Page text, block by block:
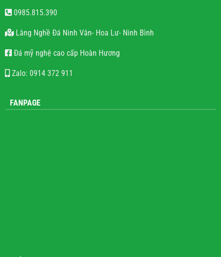
0985.815.390
Làng Nghề Đá Ninh Vân- Hoa Lư- Ninh Bình
Đá mỹ nghệ cao cấp Hoàn Hương
Zalo: 0914 372 911
FANPAGE